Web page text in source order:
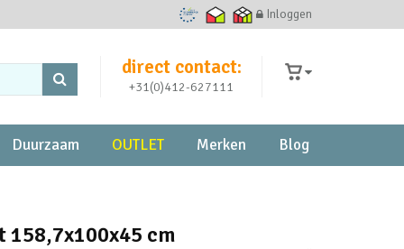
Ecommerce Europe Trustmark
Thuiswinkel waarborg
Thuiswinkel zakelijk
Inloggen
direct contact:
+31(0)412-627111
Duurzaam OUTLET Merken Blog
cm